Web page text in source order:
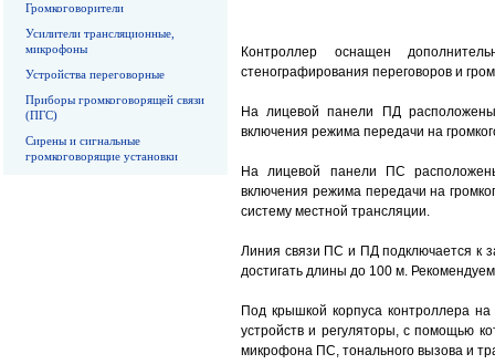
Громкоговорители
Усилители трансляционные,
микрофоны
Устройства переговорные
Приборы громкоговорящей связи
(ПГС)
Сирены и сигнальные
громкоговорящие установки
Контроллер оснащен
стенографирования переговоров и
На лицевой панели ПД
включения режима передачи на
На лицевой панели ПС
включения режима передачи на
систему местной трансляции.
Линия связи ПС и ПД подключается к
достигать длины до 100 м.
Под крышкой корпуса контроллера
устройств и регуляторы, с помощью
микрофона ПС, тонального вызова и